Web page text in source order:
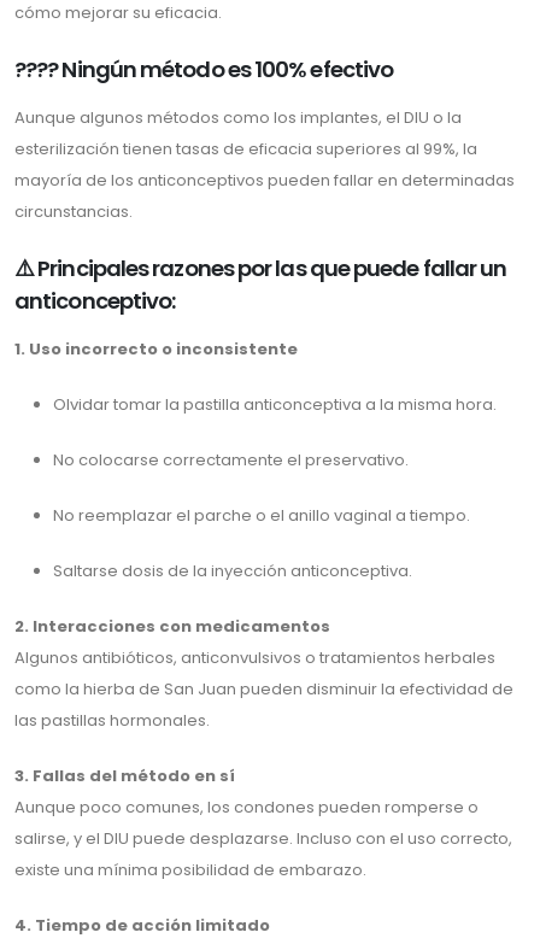
cómo mejorar su eficacia.
???? Ningún método es 100% efectivo
Aunque algunos métodos como los implantes, el DIU o la
esterilización tienen tasas de eficacia superiores al 99%, la
mayoría de los anticonceptivos pueden fallar en determinadas
circunstancias.
⚠️ Principales razones por las que puede fallar un
anticonceptivo:
1. Uso incorrecto o inconsistente
Olvidar tomar la pastilla anticonceptiva a la misma hora.
No colocarse correctamente el preservativo.
No reemplazar el parche o el anillo vaginal a tiempo.
Saltarse dosis de la inyección anticonceptiva.
2. Interacciones con medicamentos
Algunos antibióticos, anticonvulsivos o tratamientos herbales
como la hierba de San Juan pueden disminuir la efectividad de
las pastillas hormonales.
3. Fallas del método en sí
Aunque poco comunes, los condones pueden romperse o
salirse, y el DIU puede desplazarse. Incluso con el uso correcto,
existe una mínima posibilidad de embarazo.
4. Tiempo de acción limitado